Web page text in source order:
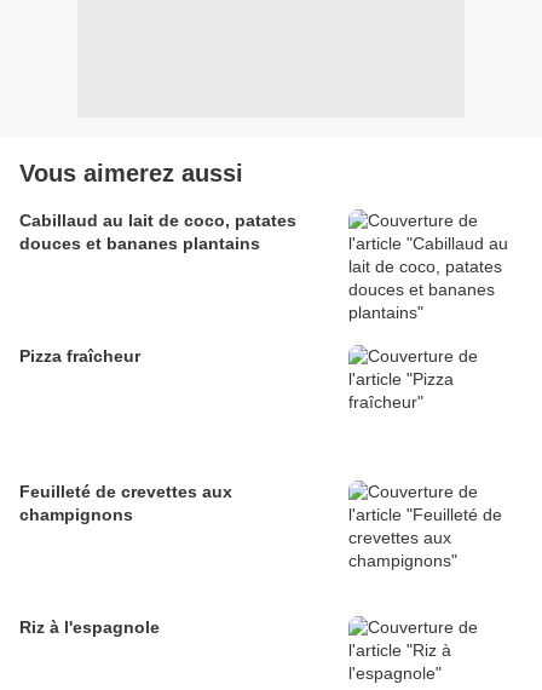
Vous aimerez aussi
Cabillaud au lait de coco, patates
douces et bananes plantains
Pizza fraîcheur
Feuilleté de crevettes aux
champignons
Riz à l'espagnole